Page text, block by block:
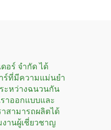
อร์ จำกัด ได้
ร์ที่มีความแม่นยำ
ะหว่างฉนวนกัน
าออกแบบและ
สามารถผลิตได้
านผู้เชี่ยวชาญ